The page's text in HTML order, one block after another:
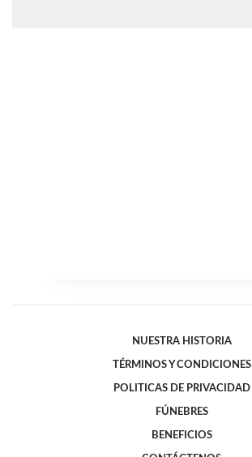
NUESTRA HISTORIA
TÉRMINOS Y CONDICIONES
POLITICAS DE PRIVACIDAD
FÚNEBRES
BENEFICIOS